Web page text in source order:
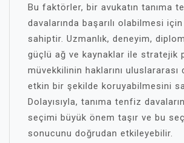
Bu faktörler, bir avukatın tanıma
davalarında başarılı olabilmesi
sahiptir. Uzmanlık, deneyim,
güçlü ağ ve kaynaklar ile stratejik
müvekkilinin haklarını uluslararası
etkin bir şekilde koruyabilmesini
Dolayısıyla, tanıma tenfiz
seçimi büyük önem taşır ve bu
sonucunu doğrudan etkileyebilir.